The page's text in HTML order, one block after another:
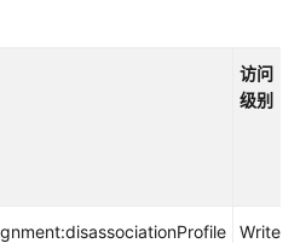
访问
级别
Write